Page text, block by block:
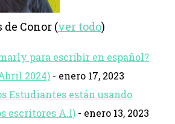
Conor (ver todo)
para escribir en español?
2024) - enero 17, 2023
Estudiantes están usando
escritores A.I) - enero 13, 2023